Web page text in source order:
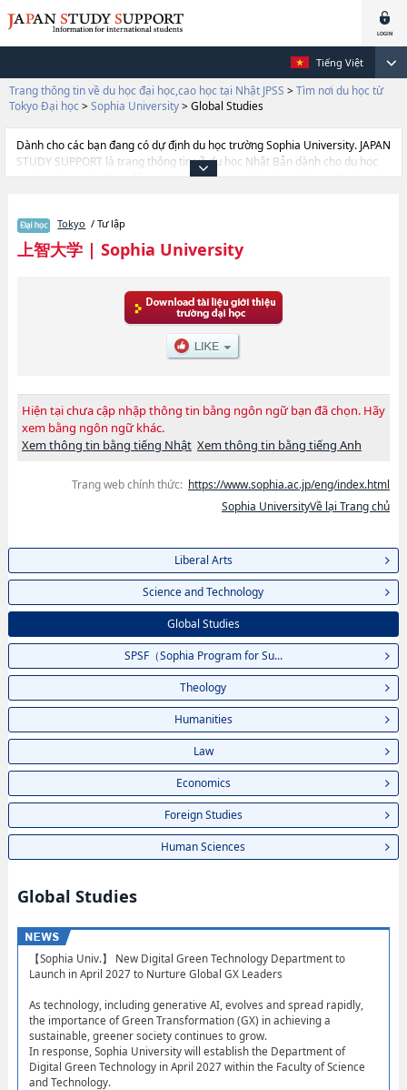
Tiếng Việt
Trang thông tin về du học đại học,cao học tại Nhật JPSS > Tìm nơi du học từ
Tokyo Đại học > Sophia University> Global Studies
Dành cho các bạn đang có dự định du học trường Sophia University. JAPAN
STUDY SUPPORT là trang thông tin về du học Nhật Bản dành cho du học
sinh nước ngoài, được đồng vận hành bởi Hiệp hội Asia Gakusei Bunka và
StudieshoặcNgành SPSF（Sophia Program for Sustainable Futures）
hoặcNgành TheologyhoặcNgành HumanitieshoặcNgành LawhoặcNgành
EconomicshoặcNgành Foreign StudieshoặcNgành Human Sciences của
bạn đang tìm hiểu thông tin du học liên quan tới Sophia University thì hãy
sử dụng trang web này.Ngoài ra còn có cả thông tin của khoảng 1.300
trường đại học, cao học, trường đại học ngắn hạn, trường chuyên môn
Tokyo / Tư lập
上智大学| Sophia University
Hiện tại chưa cập nhập thông tin bằng ngôn ngữ bạn đã chọn. Hãy
xem bằng ngôn ngữ khác.
Xem thông tin bằng tiếng Nhật Xem thông tin bằng tiếng Anh
Trang web chính thức: https://www.sophia.ac.jp/eng/index.html
Sophia UniversityVề lại Trang chủ
Liberal Arts
Science and Technology
Global Studies
SPSF（Sophia Program for Su...
Theology
Humanities
Law
Economics
Foreign Studies
Human Sciences
Global Studies
【Sophia Univ.】 New Digital Green Technology Department to
Launch in April 2027 to Nurture Global GX Leaders
As technology, including generative AI, evolves and spread rapidly,
the importance of Green Transformation (GX) in achieving a
sustainable, greener society continues to grow.
In response, Sophia University will establish the Department of
Digital Green Technology in April 2027 within the Faculty of Science
and Technology.